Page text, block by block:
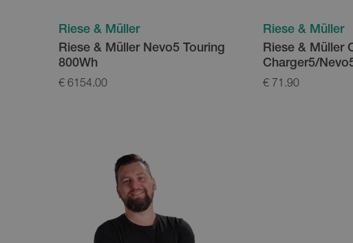
Riese & Müller
Riese & Müller Nevo5 Touring
800Wh
€ 6154.00
Riese & Müller
Riese & Müller
Charger5/
€ 71.90